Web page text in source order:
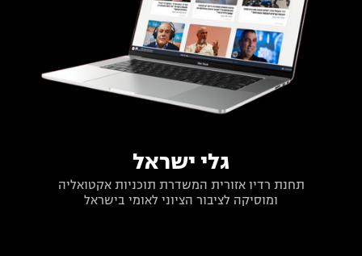
גלי ישראל
תחנת רדיו אזורית המשדרת תוכניות אקטואליה
ומוסיקה לציבור הציוני לאומי בישראל